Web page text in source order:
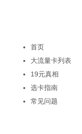
首页
大流量卡列表
19元真相
选卡指南
常见问题